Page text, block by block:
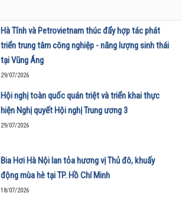
Hà Tĩnh và Petrovietnam thúc đẩy hợp tác phát
triển trung tâm công nghiệp - năng lượng sinh thái
tại Vũng Áng
29/07/2026
Hội nghị toàn quốc quán triệt và triển khai thực
hiện Nghị quyết Hội nghị Trung ương 3
29/07/2026
Bia Hơi Hà Nội lan tỏa hương vị Thủ đô, khuấy
động mùa hè tại TP. Hồ Chí Minh
18/07/2026